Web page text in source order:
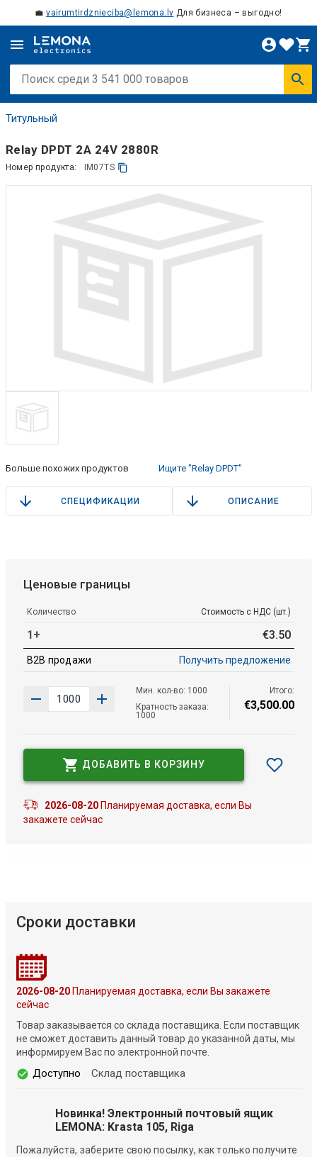
💼vairumtirdznieciba@lemona.lv Для бизнеса – выгодно!
Титульный
Relay DPDT 2A 24V 2880R
Номер продукта: IM07TS
Больше похожих продуктов Ищите "Relay DPDT"
СПЕЦИФИКАЦИИ ОПИСАНИЕ
Ценовые границы
Количество Стоимость с НДС (шт.)
1+ €3.50
B2B продажи Получить предложение
Мин. кол-во: 1000
Кратность заказа:
1000
Итого:
€3,500.00
ДОБАВИТЬ В КОРЗИНУ
2026-08-20Планируемая доставка, если Вы
закажете сейчас
Сроки доставки
2026-08-20Планируемая доставка, если Вы закажете
сейчас
Товар заказывается со склада поставщика. Если поставщик
не сможет доставить данный товар до указанной даты, мы
информируем Вас по электронной почте.
Доступно Склад поставщика
Новинка! Электронный почтовый ящик
LEMONA: Krasta 105, Riga
Пожалуйста, заберите свою посылку, как только получите